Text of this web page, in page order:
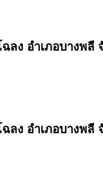
ง อำเภอบางพลี
ง อำเภอบางพลี